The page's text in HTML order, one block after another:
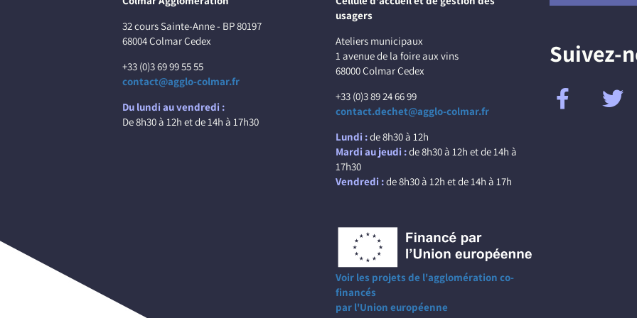
32 cours Sainte-Anne - BP 80197
68004 Colmar Cedex
+33 (0)3 69 99 55 55
contact@agglo-colmar.fr
Du lundi au vendredi :
De 8h30 à 12h et de 14h à 17h30
usagers
Ateliers municipaux
1 avenue de la foire aux vins
68000 Colmar Cedex
+33 (0)3 89 24 66 99
contact.dechet@agglo-colmar.fr
Lundi :de 8h30 à 12h
Mardi au jeudi :de 8h30 à 12h et de 14h à
17h30
Vendredi :de 8h30 à 12h et de 14h à 17h
Voir les projets de l'agglomération co-
financés
par l'Union européenne
Suivez-